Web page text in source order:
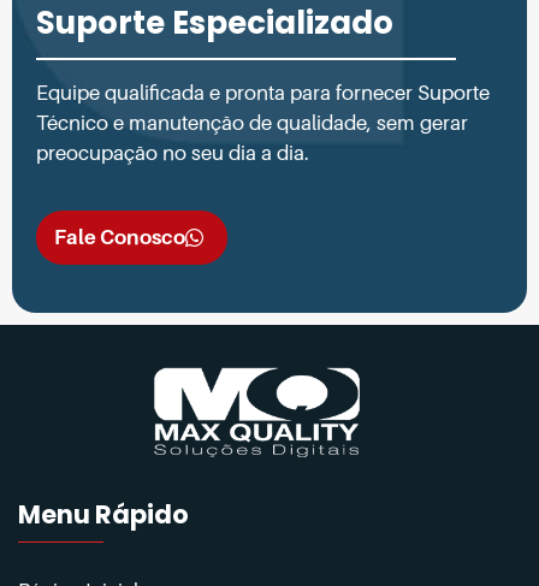
Suporte Especializado
Equipe qualificada e pronta para fornecer Suporte
Técnico e manutenção de qualidade, sem gerar
preocupação no seu dia a dia.
Fale Conosco
Menu Rápido